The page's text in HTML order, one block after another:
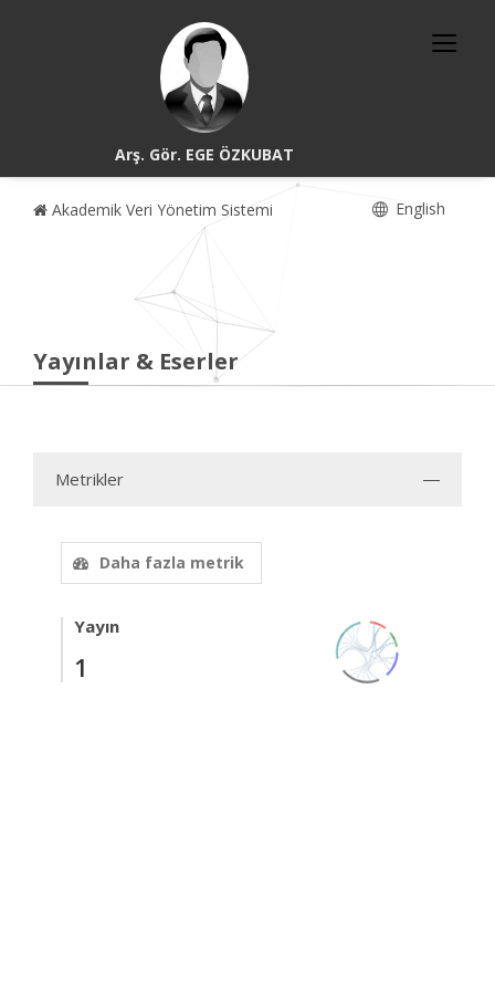
Arş. Gör. EGE ÖZKUBAT
Akademik Veri Yönetim Sistemi English
Yayınlar & Eserler
Metrikler
Daha fazla metrik
Yayın
1